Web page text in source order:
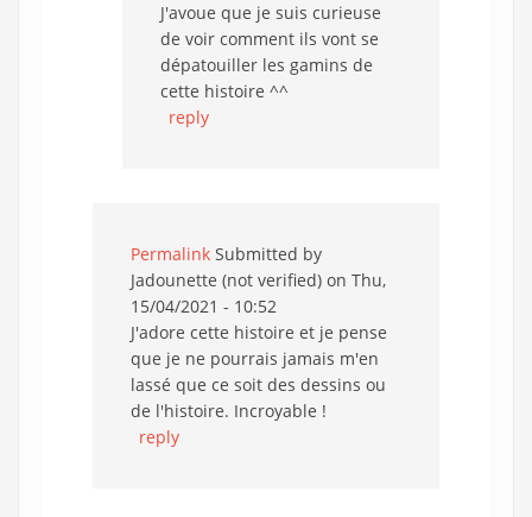
J'avoue que je suis curieuse
de voir comment ils vont se
dépatouiller les gamins de
cette histoire ^^
reply
Permalink Submitted by
Jadounette (not verified) on Thu,
15/04/2021 - 10:52
J'adore cette histoire et je pense
que je ne pourrais jamais m'en
lassé que ce soit des dessins ou
de l'histoire. Incroyable !
reply